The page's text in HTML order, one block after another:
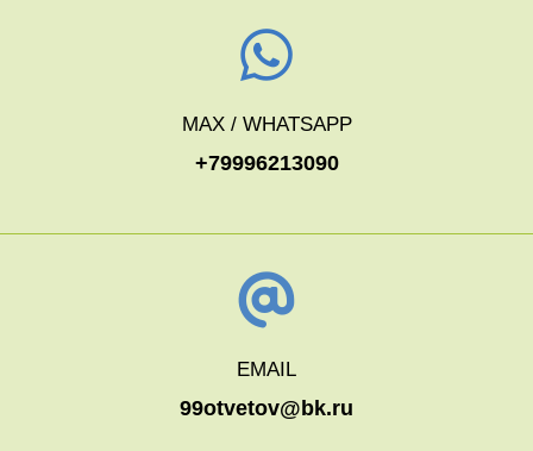
MAX / WHATSAPP
+79996213090
EMAIL
99otvetov@bk.ru